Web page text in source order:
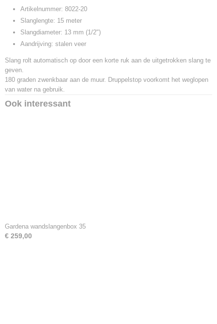
Artikelnummer: 8022-20
Slanglengte: 15 meter
Slangdiameter: 13 mm (1/2")
Aandrijving: stalen veer
Slang rolt automatisch op door een korte ruk aan de uitgetrokken slang te
geven.
180 graden zwenkbaar aan de muur. Druppelstop voorkomt het weglopen
van water na gebruik.
Ook interessant
Gardena wandslangenbox 35
€ 259,00